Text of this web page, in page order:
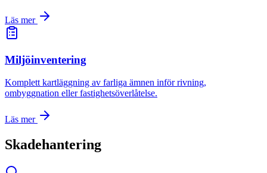
Läs mer
Miljöinventering
Komplett kartläggning av farliga ämnen inför rivning,
ombyggnation eller fastighetsöverlåtelse.
Läs mer
Skadehantering